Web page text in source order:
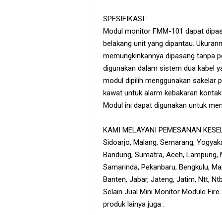
SPESIFIKASI :
Modul monitor FMM-101 dapat
belakang unit yang dipantau.
memungkinkannya dipasang tanpa
digunakan dalam sistem dua kabel
modul dipilih menggunakan sakelar
kawat untuk alarm kebakaran
Modul ini dapat digunakan untuk
KAMI MELAYANI PEMESANAN
Sidoarjo, Malang, Semarang,
Bandung, Sumatra, Aceh, Lampung,
Samarinda, Pekanbaru, Bengkulu,
Banten, Jabar, Jateng, Jatim, Ntt,
Selain Jual Mini Monitor Module
produk lainya juga :